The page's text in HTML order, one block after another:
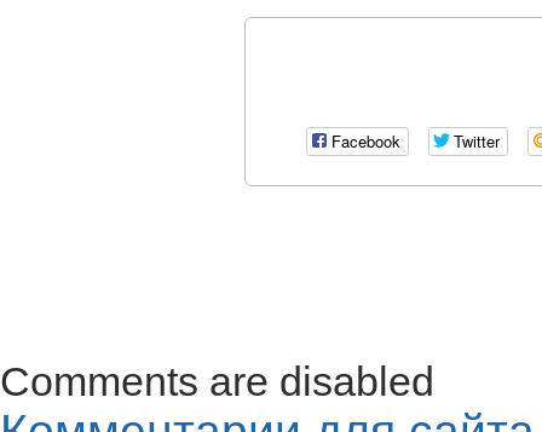
Facebook Twitter
Comments are disabled